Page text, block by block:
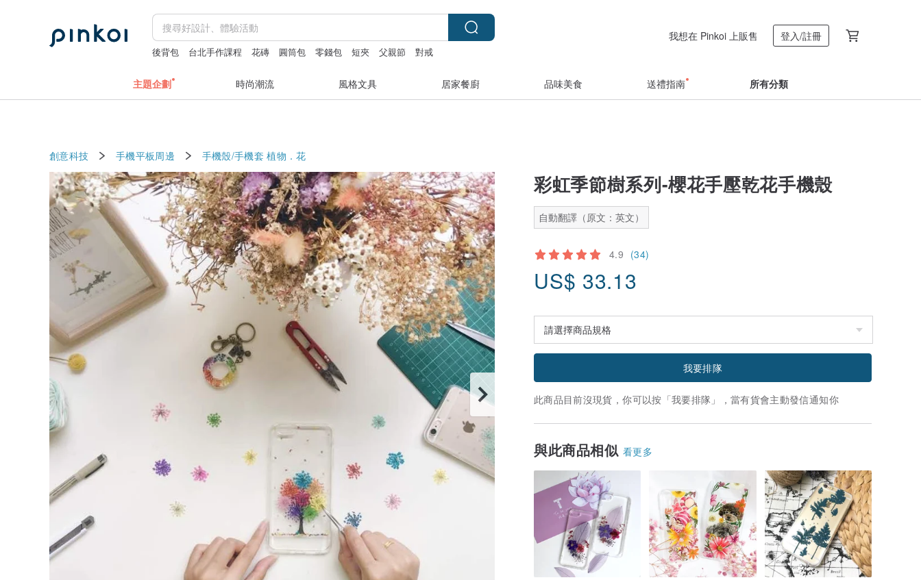
後背包 台北手作課程 花磚 圓筒包 零錢包 短夾 父親節 對戒
我想在 Pinkoi 上販售 登入/註冊
主題企劃 時尚潮流 風格文具 居家餐廚 品味美食 送禮指南 所有分類
創意科技 手機平板周邊 手機殼/手機套 植物．花
彩虹季節樹系列-櫻花手壓乾花手機殼
自動翻譯（原文：英文）
4.9 (34)
US$ 33.13
我要排隊
此商品目前沒現貨，你可以按「我要排隊」，當有貨會主動發信通知你
與此商品相似 看更多